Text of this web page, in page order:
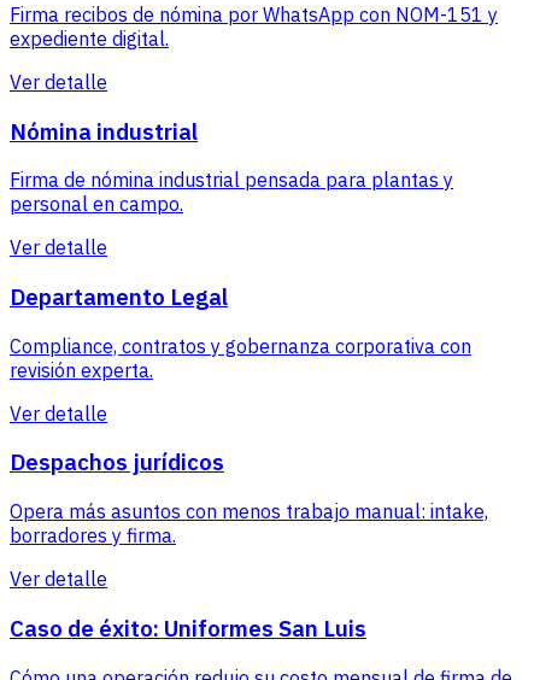
Firma recibos de nómina por WhatsApp con NOM-151 y
expediente digital.
Ver detalle
Nómina industrial
Firma de nómina industrial pensada para plantas y
personal en campo.
Ver detalle
Departamento Legal
Compliance, contratos y gobernanza corporativa con
revisión experta.
Ver detalle
Despachos jurídicos
Opera más asuntos con menos trabajo manual: intake,
borradores y firma.
Ver detalle
Caso de éxito: Uniformes San Luis